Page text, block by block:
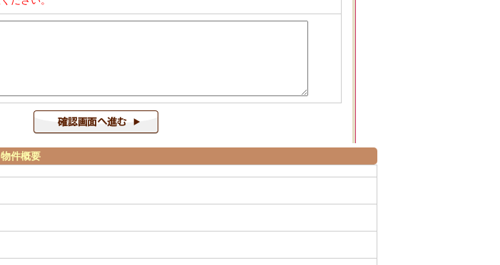
物件概要